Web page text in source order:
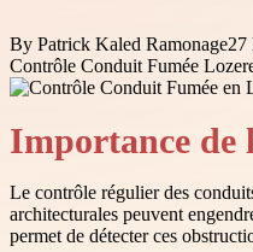
By Patrick Kaled Ramonage27
Contrôle Conduit Fumée
Importance de
Le contrôle régulier des
architecturales peuvent
permet de détecter ces